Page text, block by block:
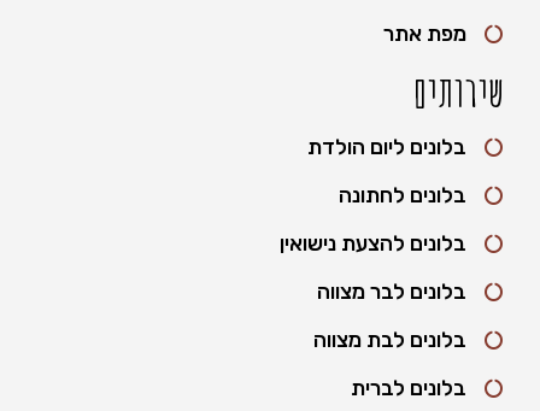
מפת אתר
שירותים
בלונים ליום הולדת
בלונים לחתונה
בלונים להצעת נישואין
בלונים לבר מצווה
בלונים לבת מצווה
בלונים לברית